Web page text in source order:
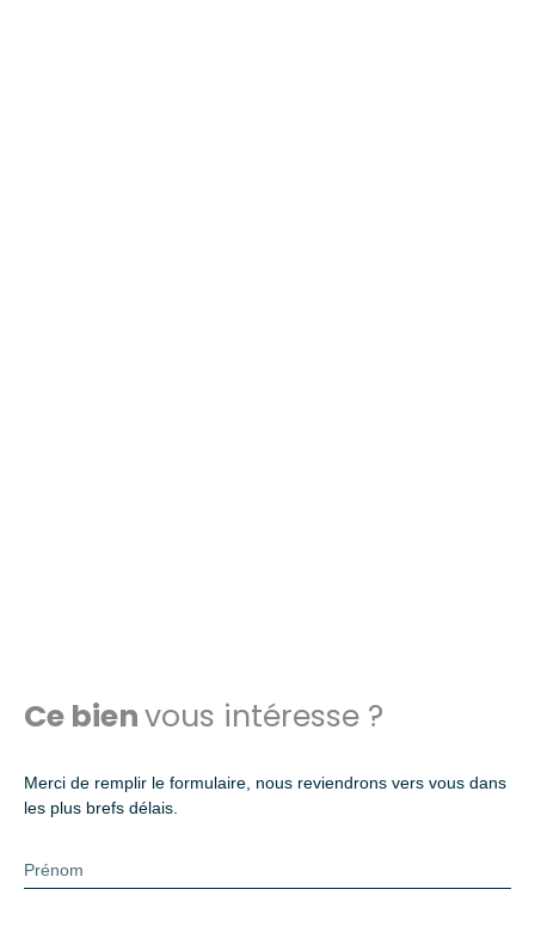
Ce bienvous intéresse ?
Merci de remplir le formulaire, nous reviendrons vers vous dans
les plus brefs délais.
Prénom